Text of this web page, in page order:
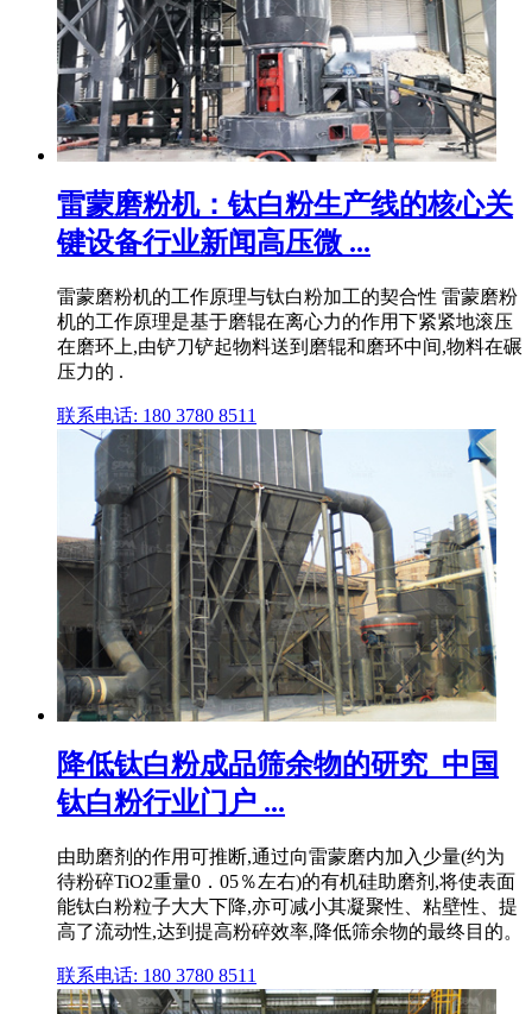
雷蒙磨粉机：钛白粉生产线的核心关
键设备行业新闻高压微 ...
雷蒙磨粉机的工作原理与钛白粉加工的契合性 雷蒙磨粉
机的工作原理是基于磨辊在离心力的作用下紧紧地滚压
在磨环上,由铲刀铲起物料送到磨辊和磨环中间,物料在碾
压力的 .
联系电话: 180 3780 8511
降低钛白粉成品筛余物的研究_中国
钛白粉行业门户 ...
由助磨剂的作用可推断,通过向雷蒙磨内加入少量(约为
待粉碎TiO2重量0．05％左右)的有机硅助磨剂,将使表面
能钛白粉粒子大大下降,亦可减小其凝聚性、粘壁性、提
高了流动性,达到提高粉碎效率,降低筛余物的最终目的。
联系电话: 180 3780 8511